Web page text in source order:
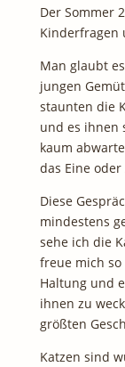
Der Sommer
Kinderfragen
Man glaubt
jungen
staunten die
und es ihnen
kaum
das Eine
Diese
mindestens
sehe ich die
freue mich
Haltung und
ihnen zu
größten
Katzen sind